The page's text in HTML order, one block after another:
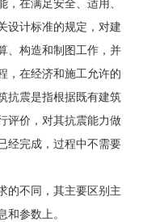
在满足安全、适用、
设计标准的规定，对建
、构造和制图工作，并
，在经济和施工允许的
抗震是指根据既有建筑
评价，对其抗震能力做
经完成，过程中不需要
的不同，其主要区别主
参数上。